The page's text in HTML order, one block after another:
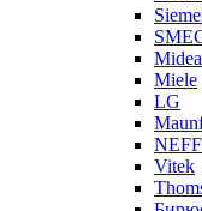
Midea
Miele
LG
NEFF
Vitek